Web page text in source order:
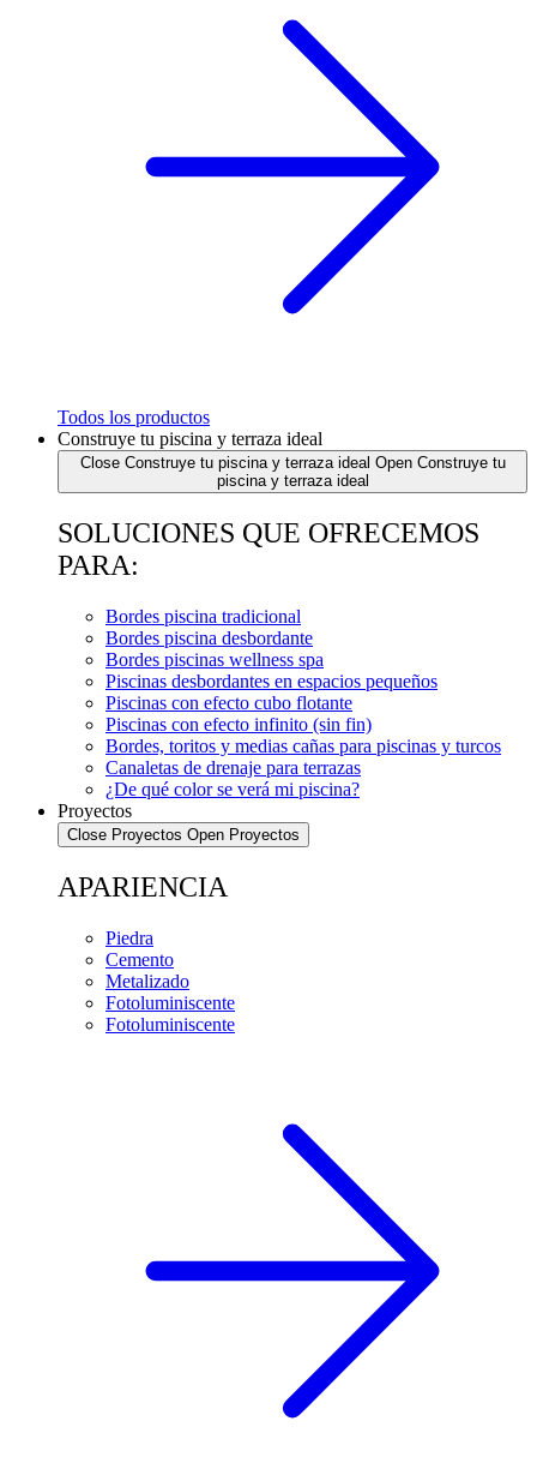
Todos los productos
Construye tu piscina y terraza ideal
Close Construye tu piscina y terraza ideal Open Construye tu
piscina y terraza ideal
SOLUCIONES QUE OFRECEMOS
PARA:
Bordes piscina tradicional
Bordes piscina desbordante
Bordes piscinas wellness spa
Piscinas desbordantes en espacios pequeños
Piscinas con efecto cubo flotante
Piscinas con efecto infinito (sin fin)
Bordes, toritos y medias cañas para piscinas y turcos
Canaletas de drenaje para terrazas
¿De qué color se verá mi piscina?
Proyectos
Close Proyectos Open Proyectos
APARIENCIA
Piedra
Cemento
Metalizado
Fotoluminiscente
Fotoluminiscente